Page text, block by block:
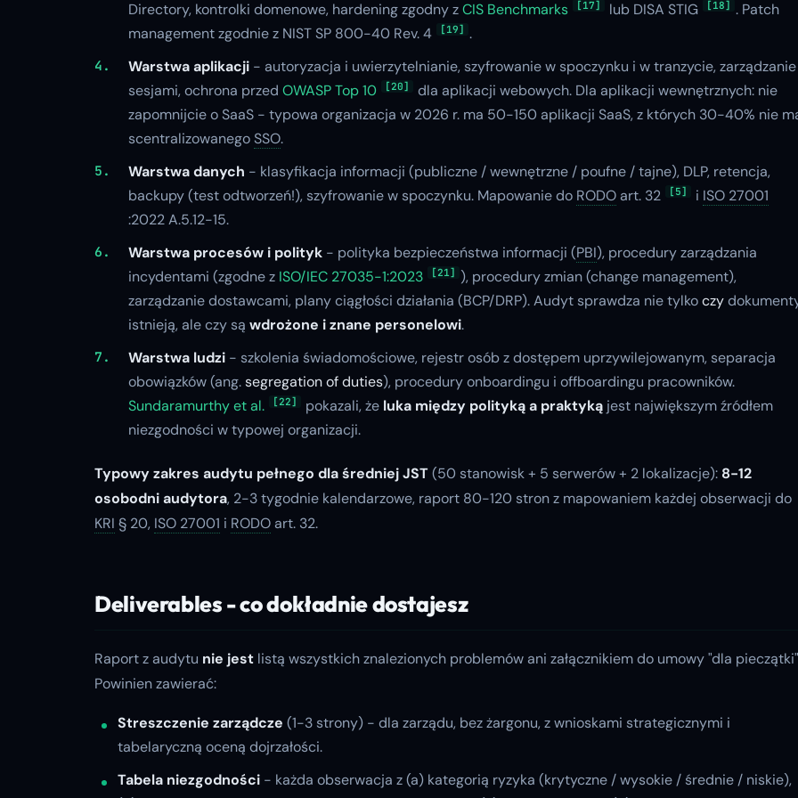
Directory, kontrolki domenowe, hardening zgodny zCIS Benchmarks [17] lub DISA STIG [18] . Patch
management zgodnie z NIST SP 800-40 Rev. 4
[19] .
Warstwa aplikacji - autoryzacja i uwierzytelnianie, szyfrowanie w spoczynku i w tranzycie, zarządzanie
sesjami, ochrona przed OWASP Top 10 [20]
dla aplikacji webowych. Dla aplikacji wewnętrznych: nie
zapomnijcie o SaaS - typowa organizacja w 2026 r. ma 50-150 aplikacji SaaS, z których 30-40% nie
scentralizowanegoSSO.
Warstwa danych - klasyfikacja informacji (publiczne / wewnętrzne / poufne / tajne), DLP, retencja,
backupy (test odtworzeń!), szyfrowanie w spoczynku. Mapowanie do RODOart. 32 [5] i ISO 27001
:2022 A.5.12-15.
Warstwa procesów i polityk - polityka bezpieczeństwa informacji (PBI), procedury zarządzania
incydentami (zgodne z ISO/IEC 27035-1:2023 [21] ), procedury zmian (change management),
zarządzanie dostawcami, plany ciągłości działania (BCP/DRP). Audyt sprawdza nie tylkoczy
istnieją, ale czy są wdrożone i znane personelowi.
Warstwa ludzi - szkolenia świadomościowe, rejestr osób z dostępem uprzywilejowanym, separacja
obowiązków (ang.segregation of duties), procedury onboardingu i offboardingu pracowników.
Sundaramurthy et al.
[22] pokazali, że luka między polityką a praktyką jest największym źródłem
niezgodności w typowej organizacji.
Typowy zakres audytu pełnego dla średniej JST(50 stanowisk + 5 serwerów + 2 lokalizacje): 8-12
osobodni audytora, 2-3 tygodnie kalendarzowe, raport 80-120 stron z mapowaniem każdej obserwacji do
KRI § 20, ISO 27001 i RODOart. 32.
Deliverables - co dokładnie dostajesz
Raport z audytu nie jest listą wszystkich znalezionych problemów ani załącznikiem do umowy "dla
Powinien zawierać:
Streszczenie zarządcze (1-3 strony) - dla zarządu, bez żargonu, z wnioskami strategicznymi i
tabelaryczną oceną dojrzałości.
Tabela niezgodności - każda obserwacja z (a) kategorią ryzyka (krytyczne / wysokie / średnie / niskie),